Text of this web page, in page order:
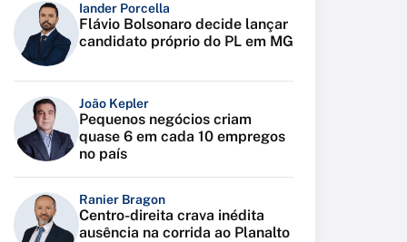
Iander Porcella
Flávio Bolsonaro decide lançar
candidato próprio do PL em MG
João Kepler
Pequenos negócios criam
quase 6 em cada 10 empregos
no país
Ranier Bragon
Centro-direita crava inédita
ausência na corrida ao Planalto